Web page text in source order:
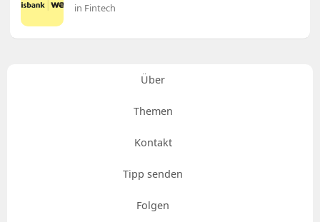
in Fintech
Über
Themen
Kontakt
Tipp senden
Folgen